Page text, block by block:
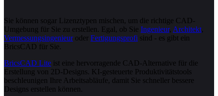
Sie können sogar Lizenztypen mischen, um die richtige CAD-
Umgebung für Sie zu erstellen. Egal, ob Sie Ingenieur, Architekt,
Vermessungsingenieuroder Fertigungsprofi sind - es gibt ein
BricsCAD für Sie.
BricsCAD Lite ist eine hervorragende CAD-Alternative für die
Erstellung von 2D-Designs. KI-gesteuerte Produktivitätstools
beschleunigen Ihre Arbeitsabläufe, damit Sie schneller bessere
Designs erstellen können.